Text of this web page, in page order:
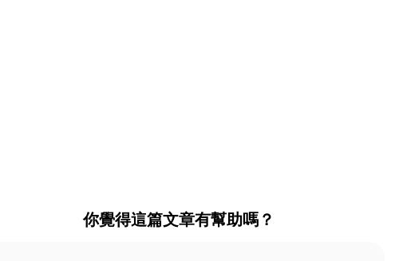
你覺得這篇文章有幫助嗎？